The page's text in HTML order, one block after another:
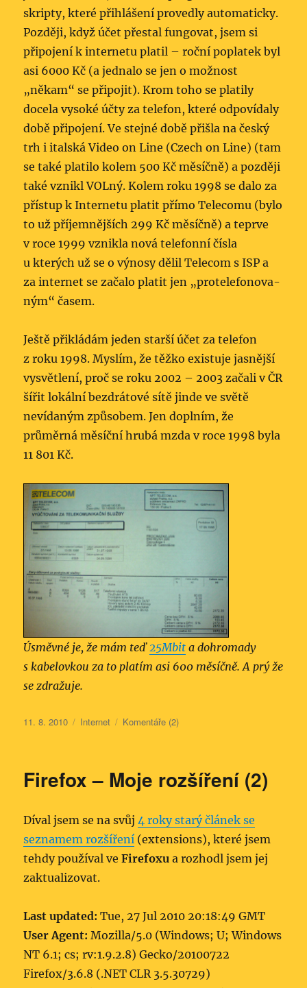
skripty, které přihlášení provedly automaticky.
Později, když účet přestal fungovat, jsem si
připojení k internetu platil – roční poplatek byl
asi 6000 Kč (a jednalo se jen o možnost
„někam“ se připojit). Krom toho se platily
docela vysoké účty za telefon, které odpovídaly
době připojení. Ve stejné době přišla na český
trh i italská Video on Line (Czech on Line) (tam
se také platilo kolem 500 Kč měsíčně) a později
také vznikl VOLný. Kolem roku 1998 se dalo za
přístup k Internetu platit přímo Telecomu (bylo
to už příjemnějších 299 Kč měsíčně) a teprve
v roce 1999 vznikla nová telefonní čísla
u kterých už se o výnosy dělil Telecom s ISP a
za internet se začalo platit jen „protelefonova­
ným“ časem.
Ještě přikládám jeden starší účet za telefon
z roku 1998. Myslím, že těžko existuje jasnější
vysvětlení, proč se roku 2002 – 2003 začali v ČR
šířit lokální bezdrátové sítě jinde ve světě
nevídaným způsobem. Jen doplním, že
průměrná měsíční hrubá mzda v roce 1998 byla
11 801 Kč.
Úsměvné je, že mám teď25Mbit a dohromady
s kabelovkou za to platím asi 600 měsíčně. A prý že
se zdražuje.
Publikováno:
11. 8. 2010 Rubriky:
Internet Komentáře (2)
Firefox – Moje rozšíření (2)
Díval jsem se na svůj4 roky starý článek se
seznamem rozšíření (extensions), které jsem
tehdy používal veFirefoxu a rozhodl jsem jej
zaktualizovat.
Last updated: Tue, 27 Jul 2010 20:18:49 GMT
User Agent: Mozilla/5.0 (Windows; U; Windows
NT 6.1; cs; rv:1.9.2.8) Gecko/20100722
Firefox/3.6.8 (.NET CLR 3.5.30729)